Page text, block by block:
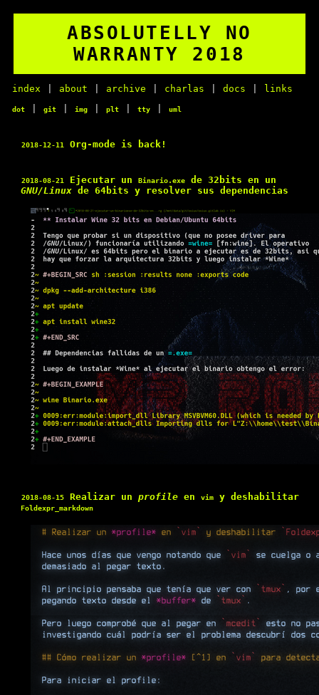
ABSOLUTELLY NO
WARRANTY 2018
index about archive charlas docs links
dot git img plt tty uml
2018-12-11 Org-mode is back!
2018-08-21 Ejecutar un Binario.exede 32bits en un
GNU/Linuxde 64bits y resolver sus dependencias
2018-08-15Realizar un profileen vimy deshabilitar
Foldexpr_markdown